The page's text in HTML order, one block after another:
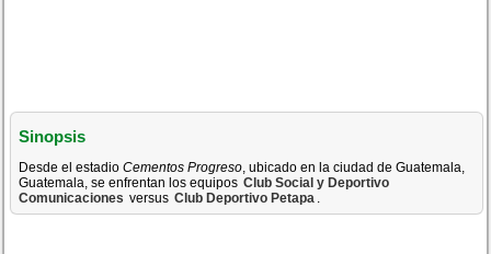
Sinopsis
Desde el estadioCementos Progreso, ubicado en la ciudad de Guatemala,
Guatemala, se enfrentan los equipos Club Social y Deportivo
Comunicaciones versus Club Deportivo Petapa .